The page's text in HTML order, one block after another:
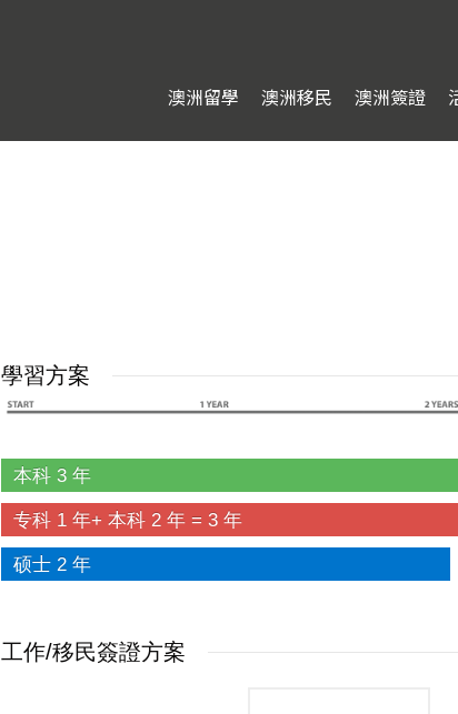
澳洲留學 澳洲移民 澳洲簽證
學習方案
本科 3 年
专科 1 年+ 本科 2 年 = 3 年
硕士 2 年
工作/移民簽證方案